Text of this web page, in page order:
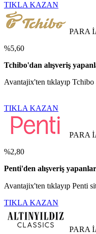
TIKLA KAZAN
PARA
%5,60
Tchibo'dan alışveriş
Avantajix'ten tıklayıp
TIKLA KAZAN
PARA
%2,80
Penti'den alışveriş
Avantajix'ten tıklayıp Penti
TIKLA KAZAN
PARA